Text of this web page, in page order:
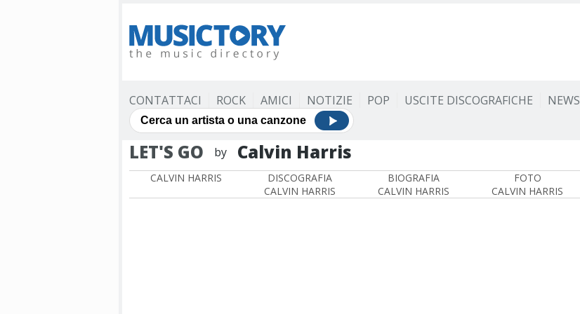
CONTATTACI ROCK AMICI NOTIZIE POP USCITE DISCOGRAFICHE NEWS
LET'S GO by Calvin Harris
CALVIN HARRIS
DISCOGRAFIA
CALVIN HARRIS
BIOGRAFIA
CALVIN HARRIS
FOTO
CALVIN HARRIS